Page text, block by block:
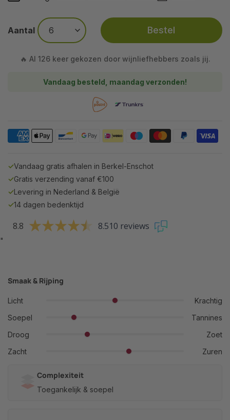
Aantal Bestel
🔥 Al 126 keer gekozen door wijnliefhebbers zoals jij.
Vandaag besteld, maandag verzonden!
✓Vandaag gratis afhalen in Berkel-Enschot
✓Gratis verzending vanaf €100
✓Levering in Nederland & België
✓14 dagen bedenktijd
8.8 8.510 reviews
"
Smaak & Rijping
Licht
Krachtig
Soepel
Tannines
Droog
Zoet
Zacht
Zuren
Complexiteit
Toegankelijk & soepel